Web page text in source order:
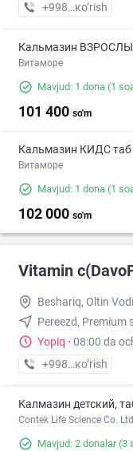
+998 (90) XXX-XX-
кo’rish
Кальмазин
Витаморе
Mavjud: 1 dona (1
101 400 so'm
Кальмазин КИДС
Витаморе
Mavjud: 1 dona (1
102 000 so'm
Vitamin
Beshariq, Oltin
Pereezd, Premium
Yopiq · 08:00 da
+998 (88) XXX-XX-
кo’rish
Калмазин детский,
Contek Life Science Co.
Mavjud: 2 donalar(3